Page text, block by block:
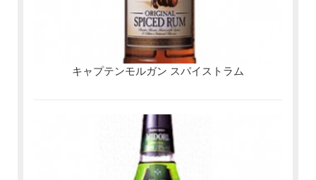
キャプテンモルガン スパイストラム